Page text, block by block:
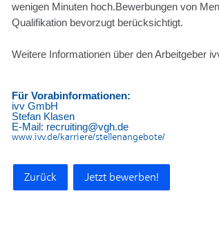
wenigen Minuten hoch.Bewerbungen von
Qualifikation bevorzugt berücksichtigt.
Weitere Informationen über den Arbeitgeber
Für Vorabinformationen:
ivv GmbH
Stefan Klasen
E-Mail: recruiting@vgh.de
www.ivv.de/karriere/stellenangebote/
Zurück Jetzt bewerben!